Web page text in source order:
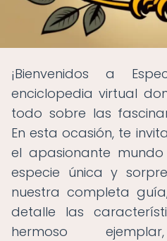
¡Bienvenidos a
enciclopedia virtual
todo sobre las
En esta ocasión, te
el apasionante
especie única y
nuestra completa
detalle las
hermoso